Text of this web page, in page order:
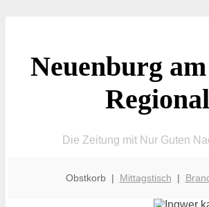
Neuenburg
Regional
Die Zeitung mit Nur Guten
Obstkorb | Mittagstisch |